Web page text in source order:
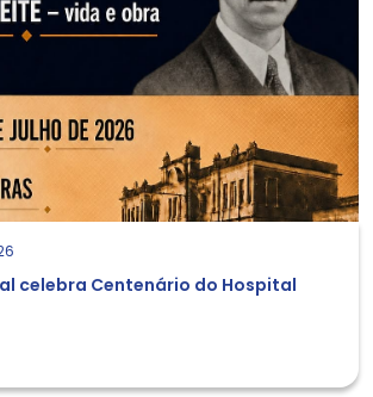
celebra Centenário do Hospital